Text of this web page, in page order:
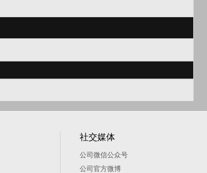
社交媒体
公司微信公众号
公司官方微博